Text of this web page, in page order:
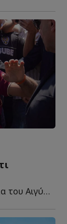
Στάθηκε ιδιαίτερα στη νοοτροπία του Αιγύπτιου επιθετικού, σ...